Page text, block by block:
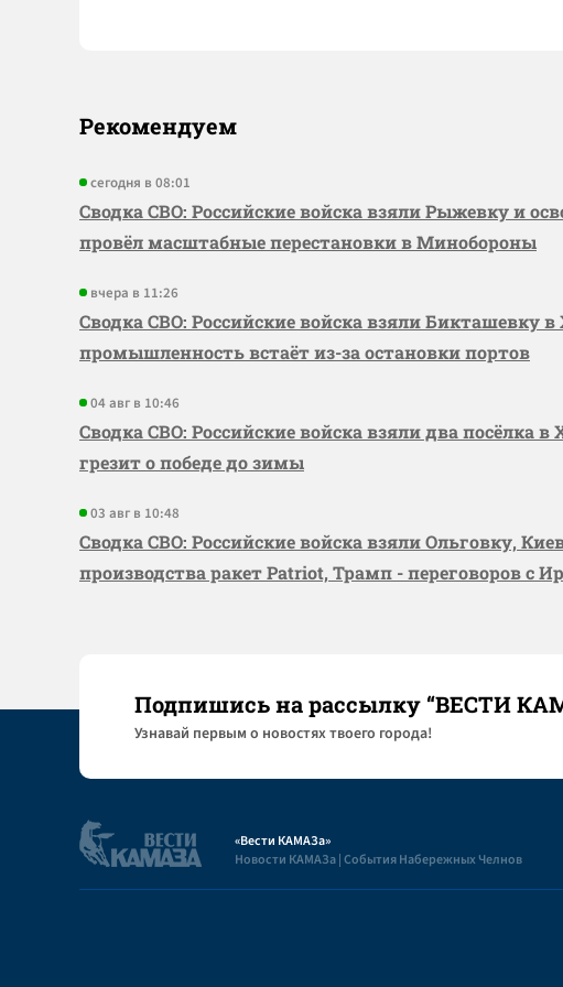
Рекомендуем
сегодня в 08:01
Сводка СВО: Российские войска взяли Рыжевку и
провёл масштабные перестановки в Минобороны
вчера в 11:26
Сводка СВО: Российские войска взяли Бикташевку
промышленность встаёт из-за остановки портов
04 авг в 10:46
Сводка СВО: Российские войска взяли два посёлка в
грезит о победе до зимы
03 авг в 10:48
Сводка СВО: Российские войска взяли Ольговку,
производства ракет Patriot, Трамп - переговоров с
Подпишись на рассылку “ВЕСТИ
Узнaвай первым о новостях твоего города!
«Вести КАМАЗа»
Новости КАМАЗа | События Набережных Челнов